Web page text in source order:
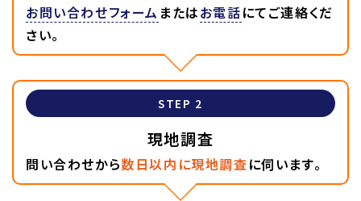
お問い合わせフォーム またはお電話にてご連絡くだ
さい。
STEP 2
現地調査
問い合わせから数日以内に現地調査に伺います。